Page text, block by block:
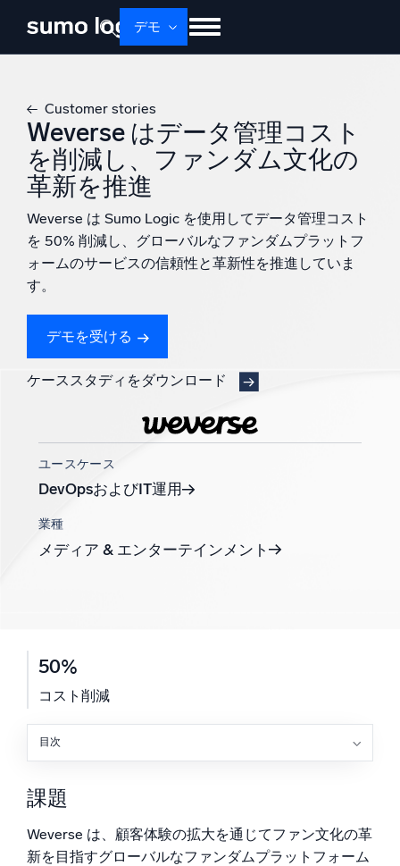
デモ
ドキュメント 学ぶ かいしゃじょうほう
ログイン 無料トライアル サポート
Dojo AI
マルチエージェントAIプラットフォーム
独自アルゴリズム、機械学習、生成AI
インテリジェントセキュリティ運用
脅威を迅速に発見し、より賢く対応
監視とトラブルシューティング
包括的な可視性で検出・解決
信頼され、認定済み
Customer stories
Weverse はデータ管理コスト
を削減し、ファンダム文化の
革新を推進
Weverse は Sumo Logic を使用してデータ管理コスト
を 50% 削減し、グローバルなファンダムプラットフ
ォームのサービスの信頼性と革新性を推進していま
す。
デモを受ける
ケーススタディをダウンロード
ユースケース
DevOpsおよびIT運用
業種
メディア & エンターテインメント
50%
コスト削減
目次
結果
課題
Weverse は、顧客体験の拡大を通じてファン文化の革
新を目指すグローバルなファンダムプラットフォーム